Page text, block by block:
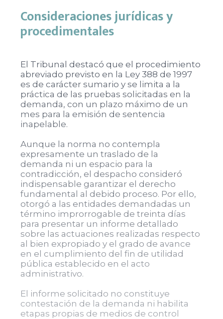
Consideraciones jurídicas y
procedimentales
El Tribunal destacó que el procedimiento
abreviado previsto en la Ley 388 de 1997
es de carácter sumario y se limita a la
práctica de las pruebas solicitadas en la
demanda, con un plazo máximo de un
mes para la emisión de sentencia
inapelable.
Aunque la norma no contempla
expresamente un traslado de la
demanda ni un espacio para la
contradicción, el despacho consideró
indispensable garantizar el derecho
fundamental al debido proceso. Por ello,
otorgó a las entidades demandadas un
término improrrogable de treinta días
para presentar un informe detallado
sobre las actuaciones realizadas respecto
al bien expropiado y el grado de avance
en el cumplimiento del fin de utilidad
pública establecido en el acto
administrativo.
El informe solicitado no constituye
contestación de la demanda ni habilita
etapas propias de medios de control